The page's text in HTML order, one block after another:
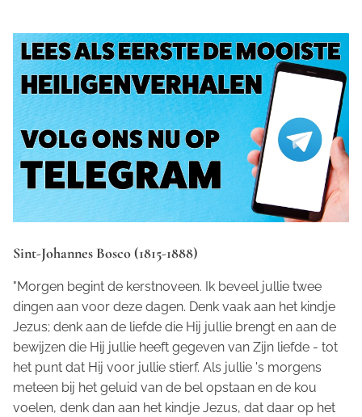
Sint-Johannes Bosco (1815-1888)
"Morgen begint de kerstnoveen. Ik beveel jullie twee
dingen aan voor deze dagen. Denk vaak aan het kindje
Jezus; denk aan de liefde die Hij jullie brengt en aan de
bewijzen die Hij jullie heeft gegeven van Zijn liefde - tot
het punt dat Hij voor jullie stierf. Als jullie 's morgens
meteen bij het geluid van de bel opstaan en de kou
voelen, denk dan aan het kindje Jezus, dat daar op het